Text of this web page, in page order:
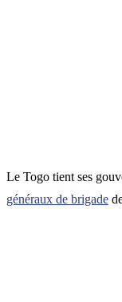
Le Togo tient ses
généraux de brigade